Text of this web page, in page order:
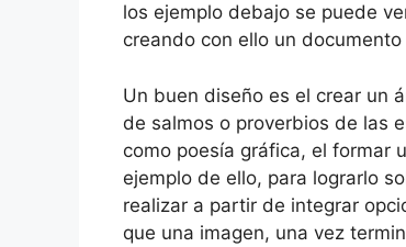
los ejemplo debajo se puede
creando con ello un
Un buen diseño es el crear un
de salmos o proverbios de las
como poesía gráfica, el formar
ejemplo de ello, para lograrlo
realizar a partir de integrar
que una imagen, una vez